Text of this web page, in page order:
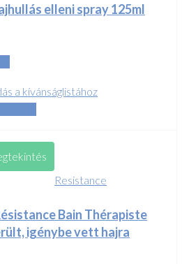
elleni spray 125ml
a kívánságlistához
Resistance
Bain Thérapiste
igénybe vett hajra